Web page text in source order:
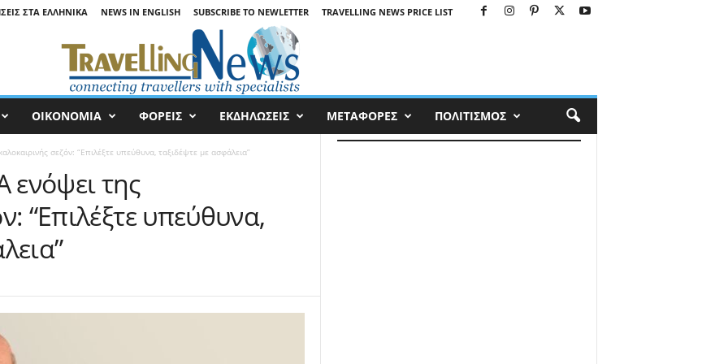
ΣΤΑ ΕΛΛΗΝΙΚΆ NEWS IN ENGLISH SUBSCRIBE TO NEWLETTER TRAVELLING NEWS PRICE LIST
ΟΙΚΟΝΟΜΙΑ ΦΟΡΕΙΣ ΕΚΔΗΛΩΣΕΙΣ ΜΕΤΑΦΟΡΕΣ ΠΟΛΙΤΙΣΜΟΣ
σεζόν: “Επιλέξτε υπεύθυνα, ταξιδέψτε με ασφάλεια”
της
“Επιλέξτε υπεύθυνα,